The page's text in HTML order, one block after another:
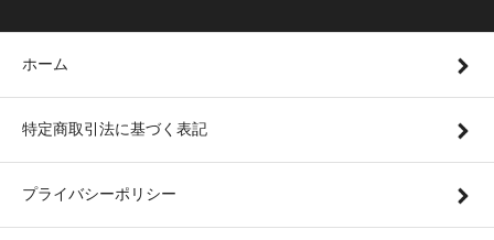
ホーム
特定商取引法に基づく表記
プライバシーポリシー